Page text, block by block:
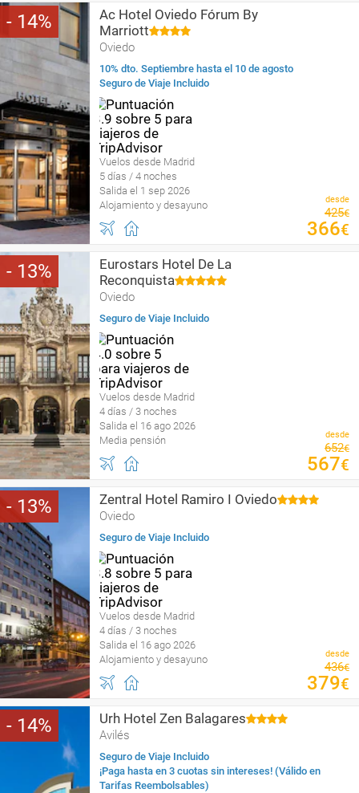
14
Ac Hotel Oviedo Fórum By
Marriott
Oviedo
10% dto. Septiembre hasta el 10 de agosto
Seguro de Viaje Incluido
Vuelos desde Madrid
5 días / 4 noches
Salida el 1 sep 2026
Alojamiento y desayuno
desde
425€
366€
13
Eurostars Hotel De La
Reconquista
Oviedo
Seguro de Viaje Incluido
Vuelos desde Madrid
4 días / 3 noches
Salida el 16 ago 2026
Media pensión
desde
652€
567€
13 Zentral Hotel Ramiro I Oviedo
Oviedo
Seguro de Viaje Incluido
Vuelos desde Madrid
4 días / 3 noches
Salida el 16 ago 2026
Alojamiento y desayuno
desde
436€
379€
14 Urh Hotel Zen Balagares
Avilés
Seguro de Viaje Incluido
¡Paga hasta en 3 cuotas sin intereses! (Válido en
Tarifas Reembolsables)